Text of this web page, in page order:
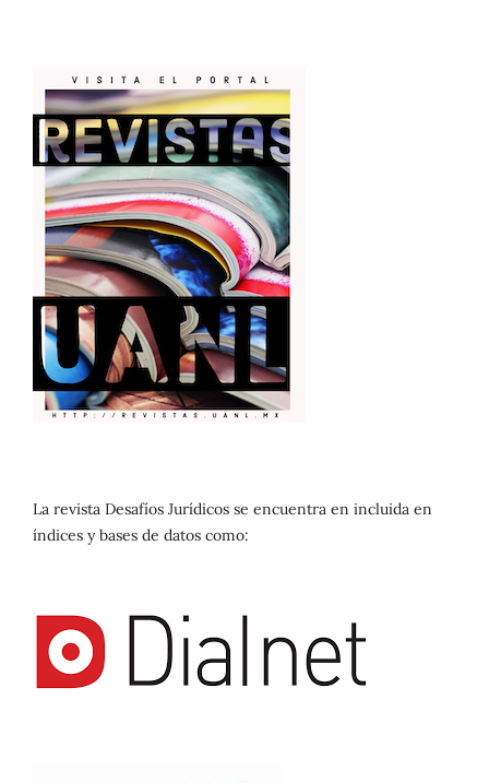
La revista Desafíos Jurídicos se encuentra en incluida en
índices y bases de datos como: